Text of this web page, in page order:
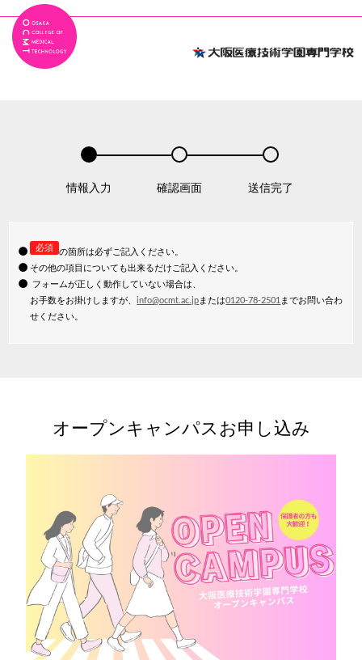
情報入力 確認画面 送信完了
必須
の箇所は必ずご記入ください。
その他の項目についても出来るだけご記入ください。
フォームが正しく動作していない場合は、
お手数をお掛けしますが、info@ocmt.ac.jpまたは0120-78-2501 までお問い合わ
せください。
オープンキャンパスお申し込み